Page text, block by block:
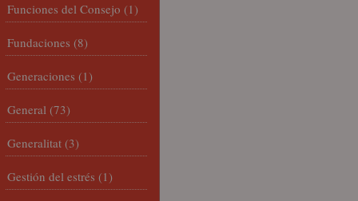
Funciones del Consejo (1)
Fundaciones (8)
Generaciones (1)
General (73)
Generalitat (3)
Gestión del estrés (1)